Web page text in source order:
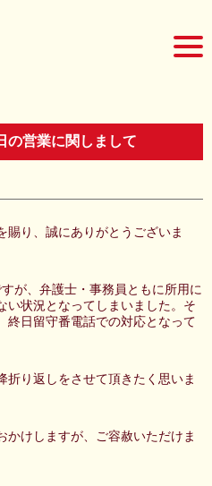
の営業に関しまして
賜り、誠にありがとうございま
が、弁護士・事務員ともに所用に
い状況となってしまいました。そ
終日留守番電話での対応となって
折り返しをさせて頂きたく思いま
かけしますが、ご容赦いただけま